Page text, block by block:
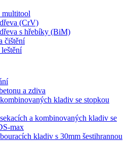
multitool
(CrV)
s hřebíky (BiM)
čištění
a zdiva
kladiv se stopkou
a kombinovaných kladiv se
max
kladiv s 30mm šestihrannou